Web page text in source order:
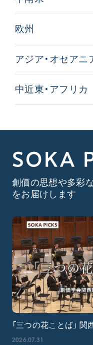
欧州
アジア・オセアニ
中近東・アフリカ
SOKA
創価の思想や多彩
をお届けします
「三つの花ことば」 関
2026.07.31